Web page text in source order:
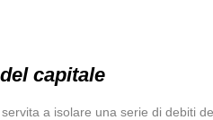
capitale
a isolare una serie di debiti